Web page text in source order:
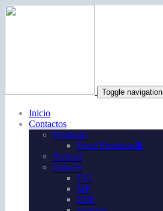
Toggle navigation
Inicio
Contactos
Premium
Penal Premium💲
Podcast
Enlaces
TSJ
MP
ENF